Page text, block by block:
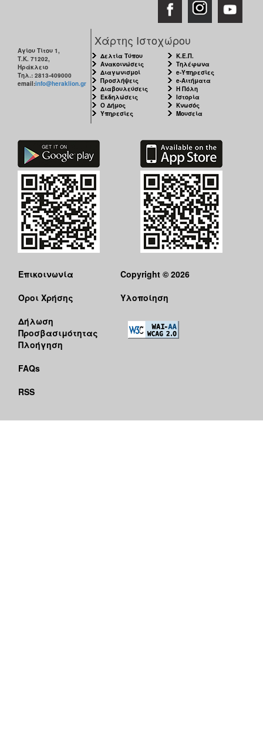
Αγίου Τίτου 1,
Τ.Κ. 71202,
Ηράκλειο
Τηλ.: 2813-409000
email:info@heraklion.gr
Χάρτης Ιστοχώρου
Δελτία Τύπου
Ανακοινώσεις
Διαγωνισμοί
Προσλήψεις
Διαβουλεύσεις
Εκδηλώσεις
Ο Δήμος
Υπηρεσίες
Κ.Ε.Π.
Τηλέφωνα
e-Υπηρεσίες
e-Αιτήματα
Η Πόλη
Ιστορία
Κνωσός
Μουσεία
Επικοινωνία
Όροι Χρήσης
Δήλωση
Προσβασιμότητας
Πλοήγηση
FAQs
RSS
Copyright © 2026
Υλοποίηση